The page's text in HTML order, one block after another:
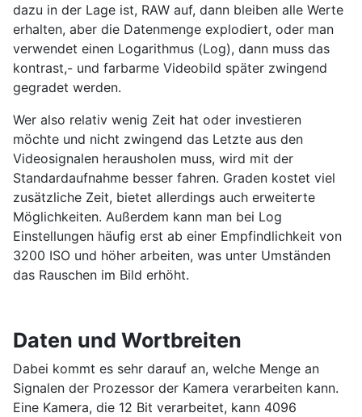
dazu in der Lage ist, RAW auf, dann bleiben alle Werte
erhalten, aber die Datenmenge explodiert, oder man
verwendet einen Logarithmus (Log), dann muss das
kontrast,- und farbarme Videobild später zwingend
gegradet werden.
Wer also relativ wenig Zeit hat oder investieren
möchte und nicht zwingend das Letzte aus den
Videosignalen herausholen muss, wird mit der
Standardaufnahme besser fahren. Graden kostet viel
zusätzliche Zeit, bietet allerdings auch erweiterte
Möglichkeiten. Außerdem kann man bei Log
Einstellungen häufig erst ab einer Empfindlichkeit von
3200 ISO und höher arbeiten, was unter Umständen
das Rauschen im Bild erhöht.
Daten und Wortbreiten
Dabei kommt es sehr darauf an, welche Menge an
Signalen der Prozessor der Kamera verarbeiten kann.
Eine Kamera, die 12 Bit verarbeitet, kann 4096